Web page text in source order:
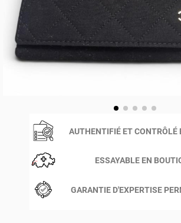
AUTHENTIFIÉ ET CONTRÔLÉ
ESSAYABLE EN
GARANTIE D'EXPERTISE